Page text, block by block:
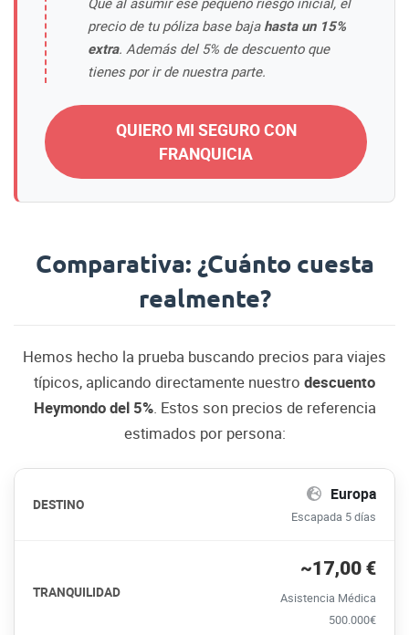
precio de tu póliza base baja hasta un 15%
extra. Además del 5% de descuento que
tienes por ir de nuestra parte.
QUIERO MI SEGURO CON
FRANQUICIA
Comparativa: ¿Cuánto cuesta
realmente?
Hemos hecho la prueba buscando precios para viajes
típicos, aplicando directamente nuestro descuento
Heymondo del 5%. Estos son precios de referencia
estimados por persona:
Tabla
comparativa
por
Europa
Escapada 5 días
~17,00 €
Asistencia Médica
500.000€